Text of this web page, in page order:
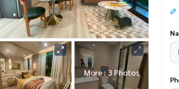
More : 3 Photos